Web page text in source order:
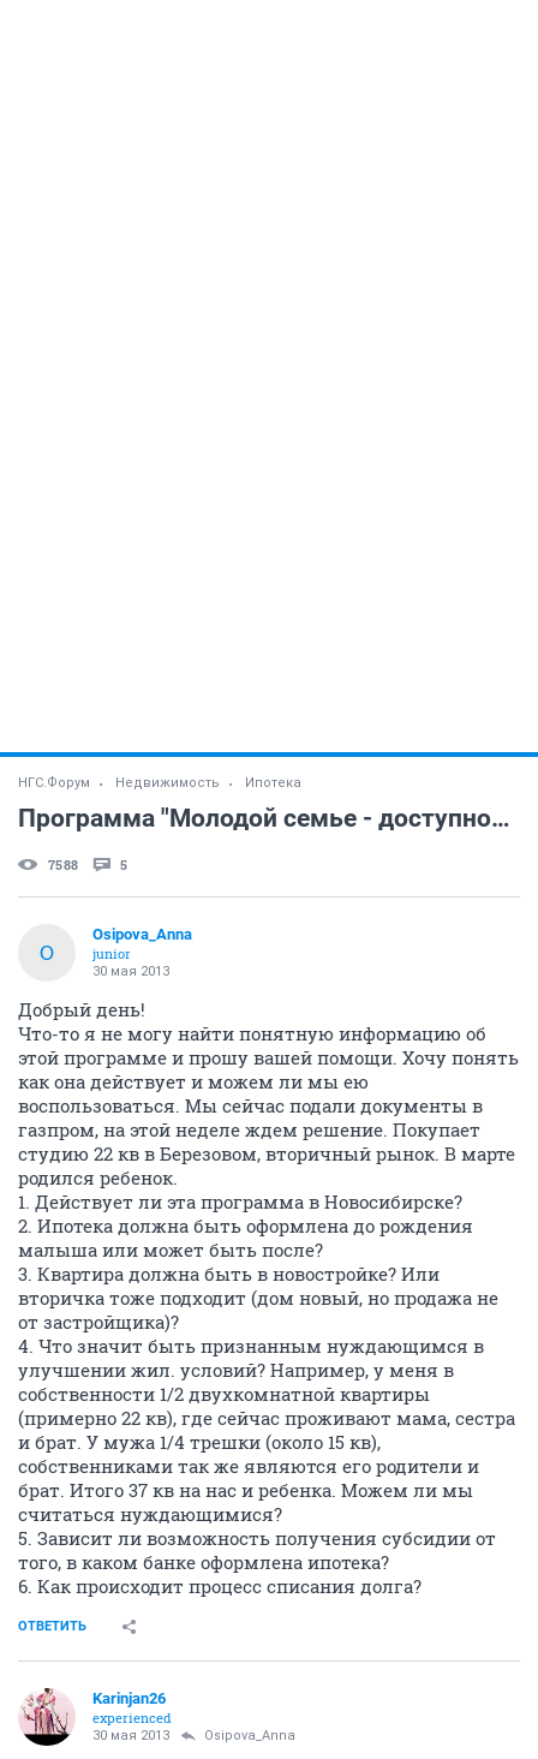
НГС.Форум Недвижимость Ипотека
Программа "Молодой семье - доступное жилье"
7588 5
O
Osipova_Anna
junior
30 мая 2013
Добрый день!
Что-то я не могу найти понятную информацию об
этой программе и прошу вашей помощи. Хочу понять
как она действует и можем ли мы ею
воспользоваться. Мы сейчас подали документы в
газпром, на этой неделе ждем решение. Покупает
студию 22 кв в Березовом, вторичный рынок. В марте
родился ребенок.
1. Действует ли эта программа в Новосибирске?
2. Ипотека должна быть оформлена до рождения
малыша или может быть после?
3. Квартира должна быть в новостройке? Или
вторичка тоже подходит (дом новый, но продажа не
от застройщика)?
4. Что значит быть признанным нуждающимся в
улучшении жил. условий? Например, у меня в
собственности 1/2 двухкомнатной квартиры
(примерно 22 кв), где сейчас проживают мама, сестра
и брат. У мужа 1/4 трешки (около 15 кв),
собственниками так же являются его родители и
брат. Итого 37 кв на нас и ребенка. Можем ли мы
считаться нуждающимися?
5. Зависит ли возможность получения субсидии от
того, в каком банке оформлена ипотека?
6. Как происходит процесс списания долга?
ОТВЕТИТЬ
Karinjan26
experienced
30 мая 2013 Osipova_Anna